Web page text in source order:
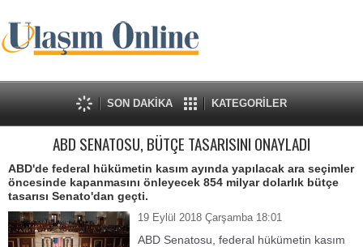
SON DAKİKA KATEGORİLER
ABD SENATOSU, BÜTÇE TASARISINI ONAYLADI
ABD'de federal hükümetin kasım ayında yapılacak ara seçimler
öncesinde kapanmasını önleyecek 854 milyar dolarlık bütçe
tasarısı Senato'dan geçti.
19 Eylül 2018 Çarşamba 18:01
ABD Senatosu, federal hükümetin kasım